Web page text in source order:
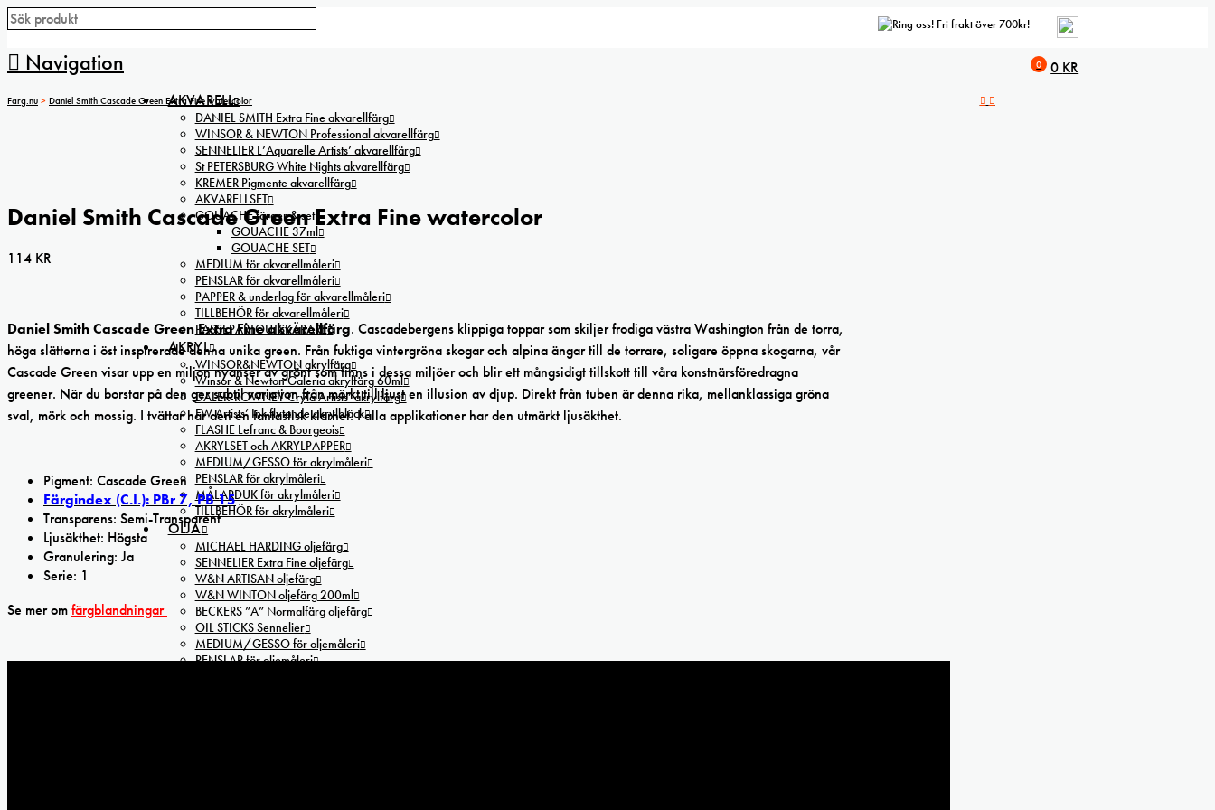
Fri frakt över 700kr!
Navigation 0 0 KR
AKVARELL
DANIEL SMITH Extra Fine akvarellfärg
WINSOR & NEWTON Professional akvarellfärg
SENNELIER L’Aquarelle Artists’ akvarellfärg
St PETERSBURG White Nights akvarellfärg
KREMER Pigmente akvarellfärg
AKVARELLSET
GOUACHE färger & set
GOUACHE 37ml
GOUACHE SET
MEDIUM för akvarellmåleri
PENSLAR för akvarellmåleri
PAPPER & underlag för akvarellmåleri
TILLBEHÖR för akvarellmåleri
PASSEPARTOUTSKÄRARE
AKRYL
WINSOR&NEWTON akrylfärg
Winsor & Newton Galeria akrylfärg 60ml
DALER-ROWNEY Cryla Artists’ akrylfärg
FW Artists’ Ink flytande akrylbläck
FLASHE Lefranc & Bourgeois
AKRYLSET och AKRYLPAPPER
MEDIUM/GESSO för akrylmåleri
PENSLAR för akrylmåleri
MÅLARDUK för akrylmåleri
TILLBEHÖR för akrylmåleri
OLJA
MICHAEL HARDING oljefärg
SENNELIER Extra Fine oljefärg
W&N ARTISAN oljefärg
W&N WINTON oljefärg 200ml
BECKERS ”A” Normalfärg oljefärg
OIL STICKS Sennelier
MEDIUM/GESSO för oljemåleri
PENSLAR för oljemåleri
Farg.nu > Daniel Smith Cascade Green Extra Fine watercolor
Daniel Smith Cascade Green Extra Fine watercolor
114 KR
Daniel Smith Cascade Green Extra Fine akvarellfärg. Cascadebergens klippiga toppar som skiljer frodiga västra Washington från de torra,
höga slätterna i öst inspirerade denna unika green. Från fuktiga vintergröna skogar och alpina ängar till de torrare, soligare öppna skogarna, vår
Cascade Green visar upp en miljon nyanser av grönt som finns i dessa miljöer och blir ett mångsidigt tillskott till våra konstnärsföredragna
greener. När du borstar på den ger subtil variation från mörkt till ljust en illusion av djup. Direkt från tuben är denna rika, mellanklassiga gröna
sval, mörk och mossig. I tvättar har den en fantastisk klarhet. I alla applikationer har den utmärkt ljusäkthet.
Pigment: Cascade Green
Färgindex (C.I.): PBr 7, PB 15
Transparens: Semi-Transparent
Ljusäkthet: Högsta
Granulering: Ja
Serie: 1
Se mer omfärgblandningar